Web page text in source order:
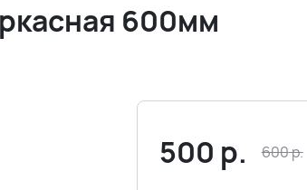
600мм
500 р. 600р.